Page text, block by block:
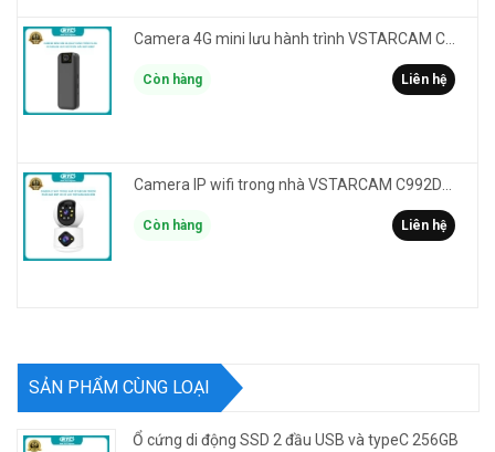
Camera 4G mini lưu hành trình VSTARCAM CB77 phân giải 3MP FullHD 1080P - Action cam quay Vlog
Còn hàng Liên hệ
Còn hàng Liên hệ
SẢN PHẨM CÙNG LOẠI
Ổ cứng di động SSD 2 đầu USB và typeC 256GB